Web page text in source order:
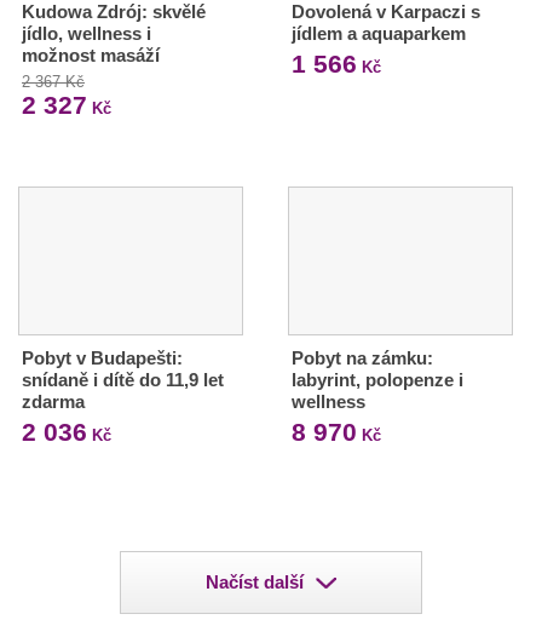
Kudowa Zdrój: skvělé
jídlo, wellness i
možnost masáží
2 367 Kč
2 327 Kč
Dovolená v Karpaczi s
jídlem a aquaparkem
1 566 Kč
Pobyt v Budapešti:
snídaně i dítě do 11,9 let
zdarma
2 036 Kč
Pobyt na zámku:
labyrint, polopenze i
wellness
8 970 Kč
Načíst další